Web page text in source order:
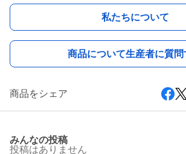
私たちについて
商品について生産者に質問
商品をシェア
みんなの投稿
投稿はありません